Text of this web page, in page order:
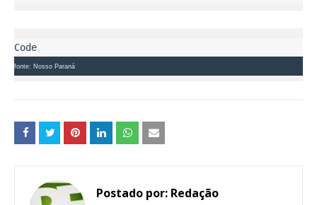
fonte: Nosso Paraná
Postado por: Redação